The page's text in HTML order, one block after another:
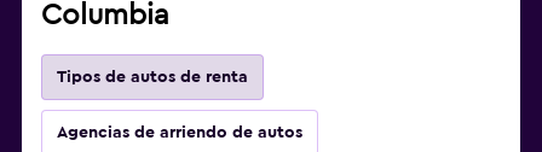
Columbia
Tipos de autos de renta
Agencias de arriendo de autos